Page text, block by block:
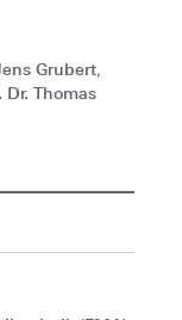
Grubert,
Dr. Thomas